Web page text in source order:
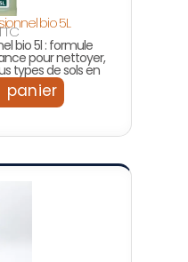
bio 5L
bio 5l : formule
pour nettoyer,
types de sols en
panier